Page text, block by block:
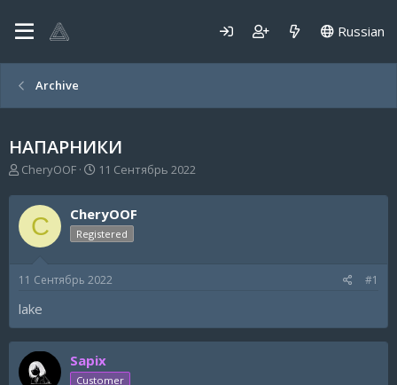
Russian
Archive
НАПАРНИКИ
А
т
о
р
т
м
CheryOOF
Д
т
а
н
а
11 Сентябрь 2022
C CheryOOF
Registered
11 Сентябрь 2022 #1
lake
Sapix
Customer